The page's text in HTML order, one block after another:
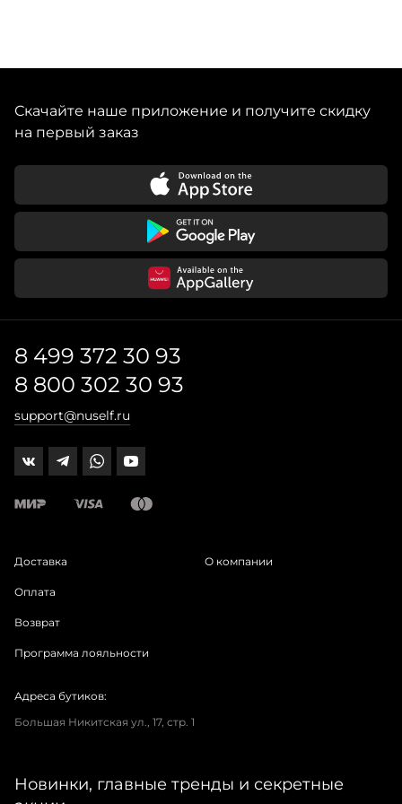
Скачайте наше приложение и получите скидку
на первый заказ
8 499 372 30 93
8 800 302 30 93
support@nuself.ru
Доставка
Оплата
Возврат
Программа лояльности
О компании
Адреса бутиков:
Большая Никитская ул., 17, стр. 1
Новинки, главные тренды и секретные